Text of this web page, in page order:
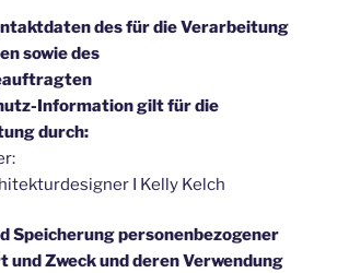
des für die Verarbeitung
sowie des
Information gilt für die
durch:
I Kelly Kelch
Speicherung personenbezogener
und Zweck und deren Verwendung